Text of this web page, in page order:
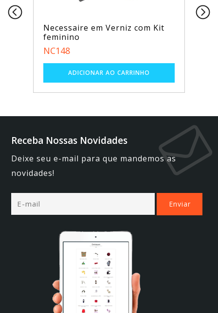
Necessaire em Verniz com Kit
feminino
NC148
Receba Nossas Novidades
Deixe seu e-mail para que mandemos as
novidades!